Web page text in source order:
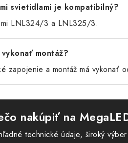
svietidlami je kompatibilný?
LNL324/3 a LNL325/3.
montáž?
zapojenie a montáž má vykonať
nakúpiť na
technické údaje, široký